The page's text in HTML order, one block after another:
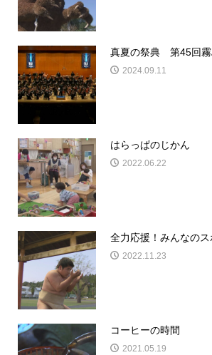
真夏の祭典 第45回霧
2024.09.11
はらっぱのじかん
2022.06.22
全力応援！みんなのス
2022.11.23
コーヒーの時間
2021.05.19